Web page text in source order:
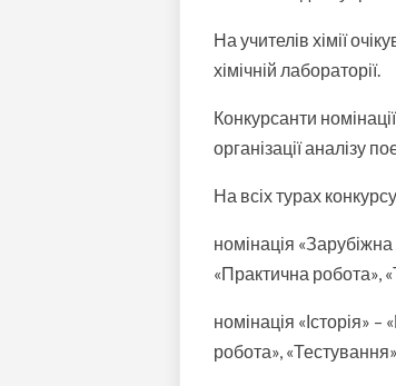
На учителів хімії
хімічній лабораторії.
Конкурсанти
організації аналізу
На всіх турах
номінація
«Практична робота»,
номінація «Історія»
робота»,